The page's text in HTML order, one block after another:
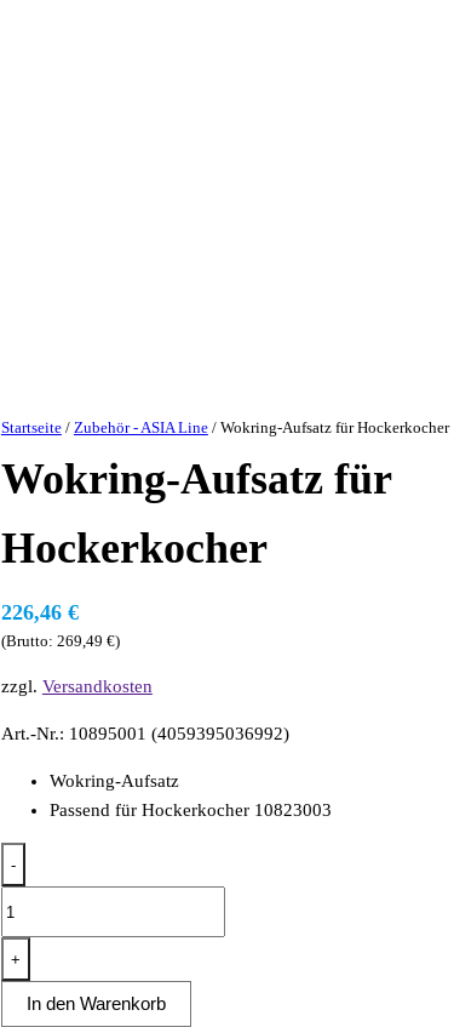
Startseite/ Zubehör - ASIA Line/ Wokring-Aufsatz für Hockerkocher
Wokring-Aufsatz für
Hockerkocher
226,46 €
(Brutto: 269,49 €)
zzgl. Versandkosten
Art.-Nr.: 10895001 (4059395036992)
Wokring-Aufsatz
Passend für Hockerkocher 10823003
-
für
Hockerkocher
Menge
+
In den Warenkorb